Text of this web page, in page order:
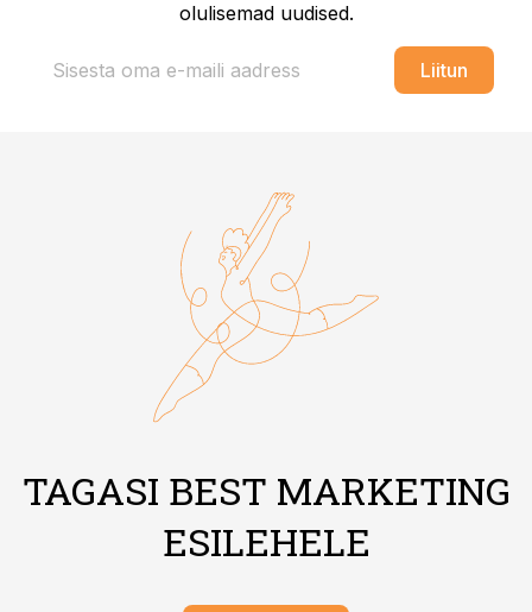
olulisemad uudised.
Liitun
TAGASI BEST MARKETING
ESILEHELE